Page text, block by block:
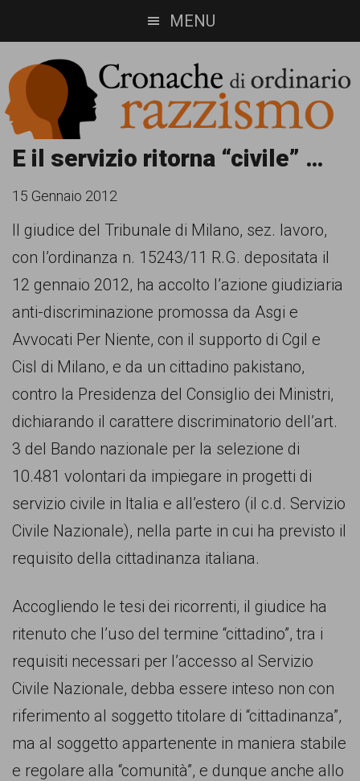
to
main
content
to
footer
MENU
Cronache
di
ordinario
razzismo
Cronachediordinariorazzismo.org
un
sito
informazione,
approfondimento
comunicazione
specificamente
dedicato
fenomeno
del
razzismo
curato
Lunaria
collaborazione
con
persone,
associazioni
E il servizio ritorna “civile” …
15 Gennaio 2012
Il giudice del Tribunale di Milano, sez. lavoro,
con l’ordinanza n. 15243/11 R.G. depositata il
12 gennaio 2012, ha accolto l’azione giudiziaria
anti-discriminazione promossa da Asgi e
Avvocati Per Niente, con il supporto di Cgil e
Cisl di Milano, e da un cittadino pakistano,
contro la Presidenza del Consiglio dei Ministri,
dichiarando il carattere discriminatorio dell’art.
3 del Bando nazionale per la selezione di
10.481 volontari da impiegare in progetti di
servizio civile in Italia e all’estero (il c.d. Servizio
Civile Nazionale), nella parte in cui ha previsto il
requisito della cittadinanza italiana.
Accogliendo le tesi dei ricorrenti, il giudice ha
ritenuto che l’uso del termine “cittadino”, tra i
requisiti necessari per l’accesso al Servizio
Civile Nazionale, debba essere inteso non con
riferimento al soggetto titolare di “cittadinanza”,
ma al soggetto appartenente in maniera stabile
e regolare alla “comunità”, e dunque anche allo